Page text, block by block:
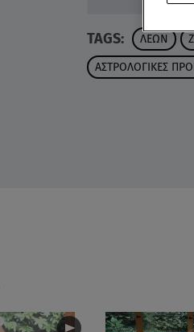
TAGS: ΛΕΩΝ
ΑΣΤΡΟΛΟΓΙΚΕΣ